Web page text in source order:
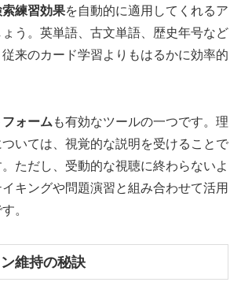
索練習効果を自動的に適用してくれるア
う。英単語、古文単語、歴史年号など
来のカード学習よりもはるかに効率的
ォーム も有効なツールの一つです。理
いては、視覚的な説明を受けることで
ただし、受動的な視聴に終わらないよ
キングや問題演習と組み合わせて活用
。
維持の秘訣